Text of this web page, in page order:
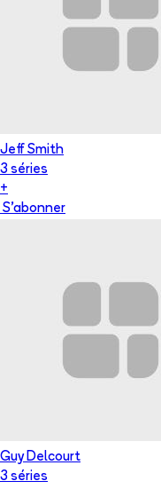
Jeff Smith
3 séries
+
S'abonner
Guy Delcourt
3 séries